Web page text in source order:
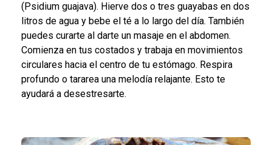
(Psidium guajava). Hierve dos o tres guayabas en dos
litros de agua y bebe el té a lo largo del día. También
puedes curarte al darte un masaje en el abdomen.
Comienza en tus costados y trabaja en movimientos
circulares hacia el centro de tu estómago. Respira
profundo o tararea una melodía relajante. Esto te
ayudará a desestresarte.